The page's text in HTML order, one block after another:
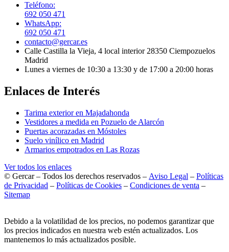
Teléfono:
692 050 471
WhatsApp:
692 050 471
contacto@gercar.es
Calle Castilla la Vieja, 4 local interior 28350 Ciempozuelos
Madrid
Lunes a viernes de 10:30 a 13:30 y de 17:00 a 20:00 horas
Enlaces de Interés
Tarima exterior en Majadahonda
Vestidores a medida en Pozuelo de Alarcón
Puertas acorazadas en Móstoles
Suelo vinílico en Madrid
Armarios empotrados en Las Rozas
Ver todos los enlaces
© Gercar – Todos los derechos reservados – Aviso Legal – Políticas
de Privacidad – Políticas de Cookies – Condiciones de venta –
Sitemap
Debido a la volatilidad de los precios, no podemos garantizar que
los precios indicados en nuestra web estén actualizados. Los
mantenemos lo más actualizados posible.